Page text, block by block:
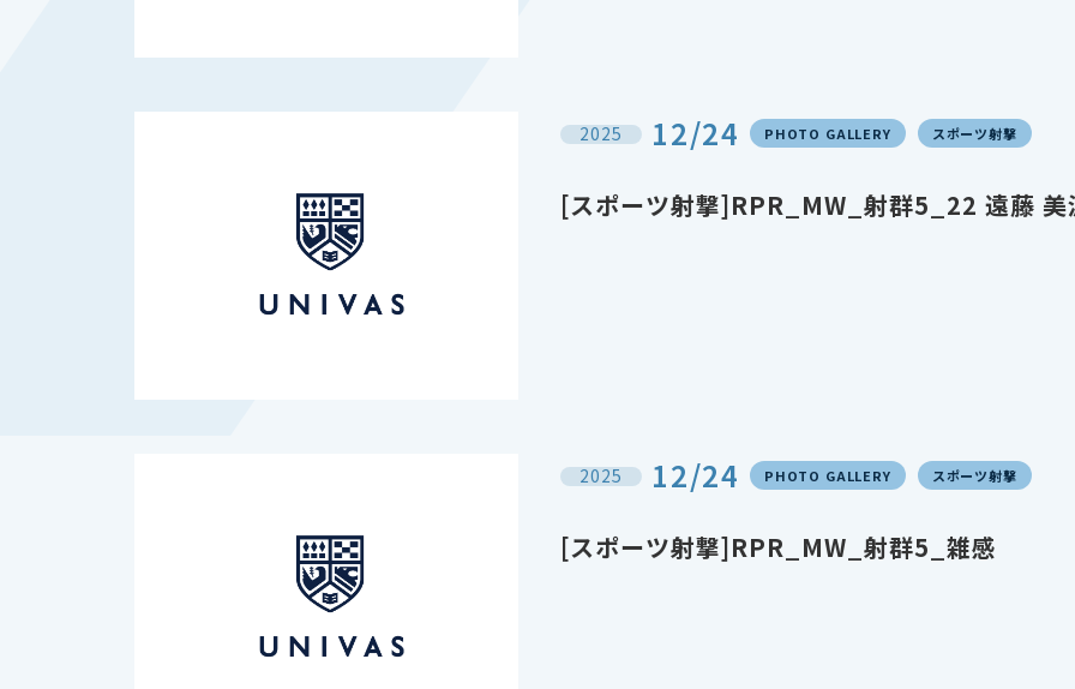
2025 12/24 PHOTO GALLERY スポーツ射撃
[スポーツ射撃]RPR_MW_射群5_22 遠藤 美
2025 12/24 PHOTO GALLERY スポーツ射撃
[スポーツ射撃]RPR_MW_射群5_雑感